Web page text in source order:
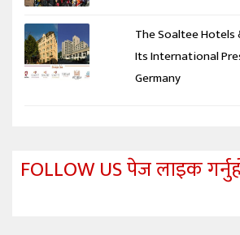
The Soaltee Hotels
Its International
Germany
FOLLOW US पेज लाइक